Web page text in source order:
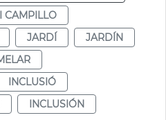
CAMPILLO
JARDÍ
JARDÍN
INCLUSIÓ
INCLUSIÓN